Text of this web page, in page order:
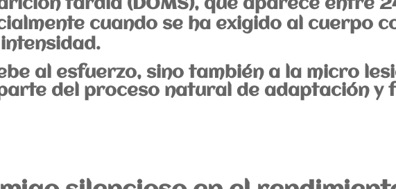
tardía (DOMS), que aparece entre
cuando se ha exigido al cuerpo
al esfuerzo, sino también a la micro
del proceso natural de adaptación y